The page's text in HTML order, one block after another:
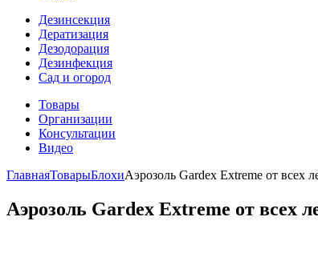
Дезинсекция
Дератизация
Дезодорация
Дезинфекция
Сад и огород
Товары
Организации
Консультации
Видео
ГлавнаяТоварыБлохиАэрозоль Gardex Extreme от
Аэрозоль Gardex Extreme от всех